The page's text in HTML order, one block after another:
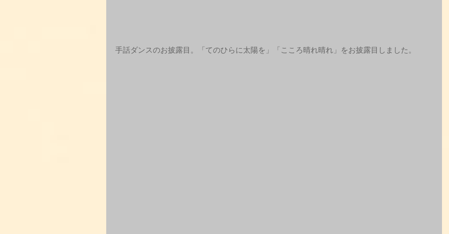
手話ダンスのお披露目。「てのひらに太陽を」「こころ晴れ晴れ」をお披露目しました。